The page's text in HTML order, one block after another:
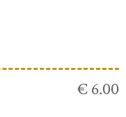
€ 6.00